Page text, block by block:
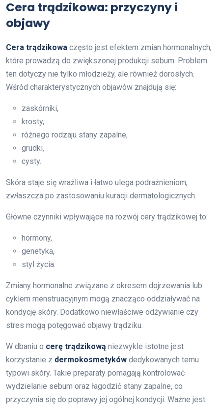
Cera trądzikowa: przyczyny i
objawy
Cera trądzikowa często jest efektem zmian hormonalnych,
które prowadzą do zwiększonej produkcji sebum. Problem
ten dotyczy nie tylko młodzieży, ale również dorosłych.
Wśród charakterystycznych objawów znajdują się:
zaskórniki,
krosty,
różnego rodzaju stany zapalne,
grudki,
cysty.
Skóra staje się wrażliwa i łatwo ulega podrażnieniom,
zwłaszcza po zastosowaniu kuracji dermatologicznych.
Główne czynniki wpływające na rozwój cery trądzikowej to:
hormony,
genetyka,
styl życia.
Zmiany hormonalne związane z okresem dojrzewania lub
cyklem menstruacyjnym mogą znacząco oddziaływać na
kondycję skóry. Dodatkowo niewłaściwe odżywianie czy
stres mogą potęgować objawy trądziku.
W dbaniu o cerę trądzikową niezwykle istotne jest
korzystanie z dermokosmetyków dedykowanych temu
typowi skóry. Takie preparaty pomagają kontrolować
wydzielanie sebum oraz łagodzić stany zapalne, co
przyczynia się do poprawy jej ogólnej kondycji. Ważne jest